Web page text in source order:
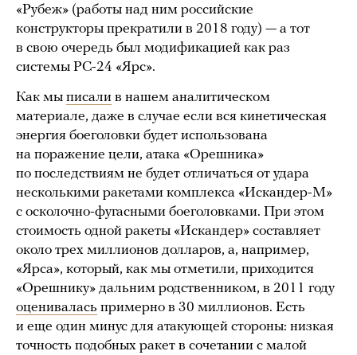
«Рубеж» (работы над ним российские
конструкторы прекратили в 2018 году) — а тот
в свою очередь был модификацией как раз
системы РС-24 «Ярс».
Как мы писали в нашем аналитическом
материале, даже в случае если вся кинетическая
энергия боеголовки будет использована
на поражение цели, атака «Орешника»
по последствиям не будет отличаться от удара
несколькими ракетами комплекса «Искандер-М»
с осколочно-фугасными боеголовками. При этом
стоимость одной ракеты «Искандер» составляет
около трех миллионов долларов, а, например,
«Ярса», который, как мы отметили, приходится
«Орешнику» дальним родственником, в 2011 году
оценивалась примерно в 30 миллионов. Есть
и еще один минус для атакующей стороны: низкая
точность подобных ракет в сочетании с малой